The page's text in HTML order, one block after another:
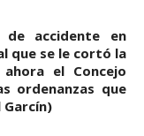
accidente en
que se le cortó la
el Concejo
ordenanzas que